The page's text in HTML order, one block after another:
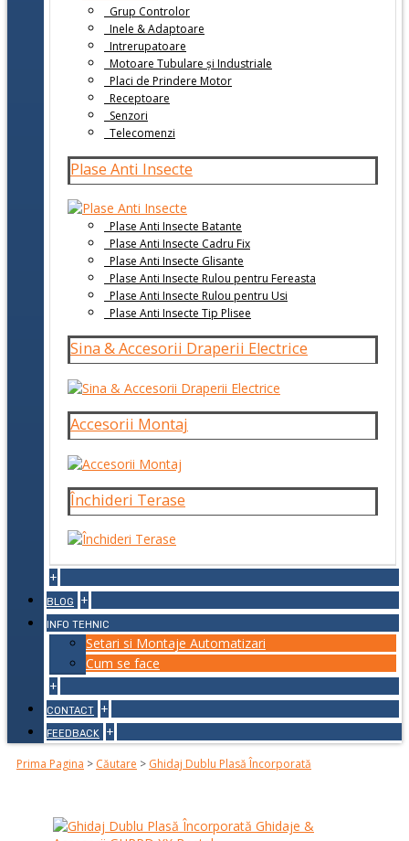
Grup Controlor
Inele & Adaptoare
Intrerupatoare
Motoare Tubulare și Industriale
Placi de Prindere Motor
Receptoare
Senzori
Telecomenzi
Plase Anti Insecte
Plase Anti Insecte Batante
Plase Anti Insecte Cadru Fix
Plase Anti Insecte Glisante
Plase Anti Insecte Rulou pentru Fereasta
Plase Anti Insecte Rulou pentru Usi
Plase Anti Insecte Tip Plisee
Sina & Accesorii Draperii Electrice
Accesorii Montaj
Închideri Terase
+
BLOG +
INFO TEHNIC
Setari si Montaje Automatizari
Cum se face
+
CONTACT +
FEEDBACK +
Prima Pagina > Căutare > Ghidaj Dublu Plasă Încorporată